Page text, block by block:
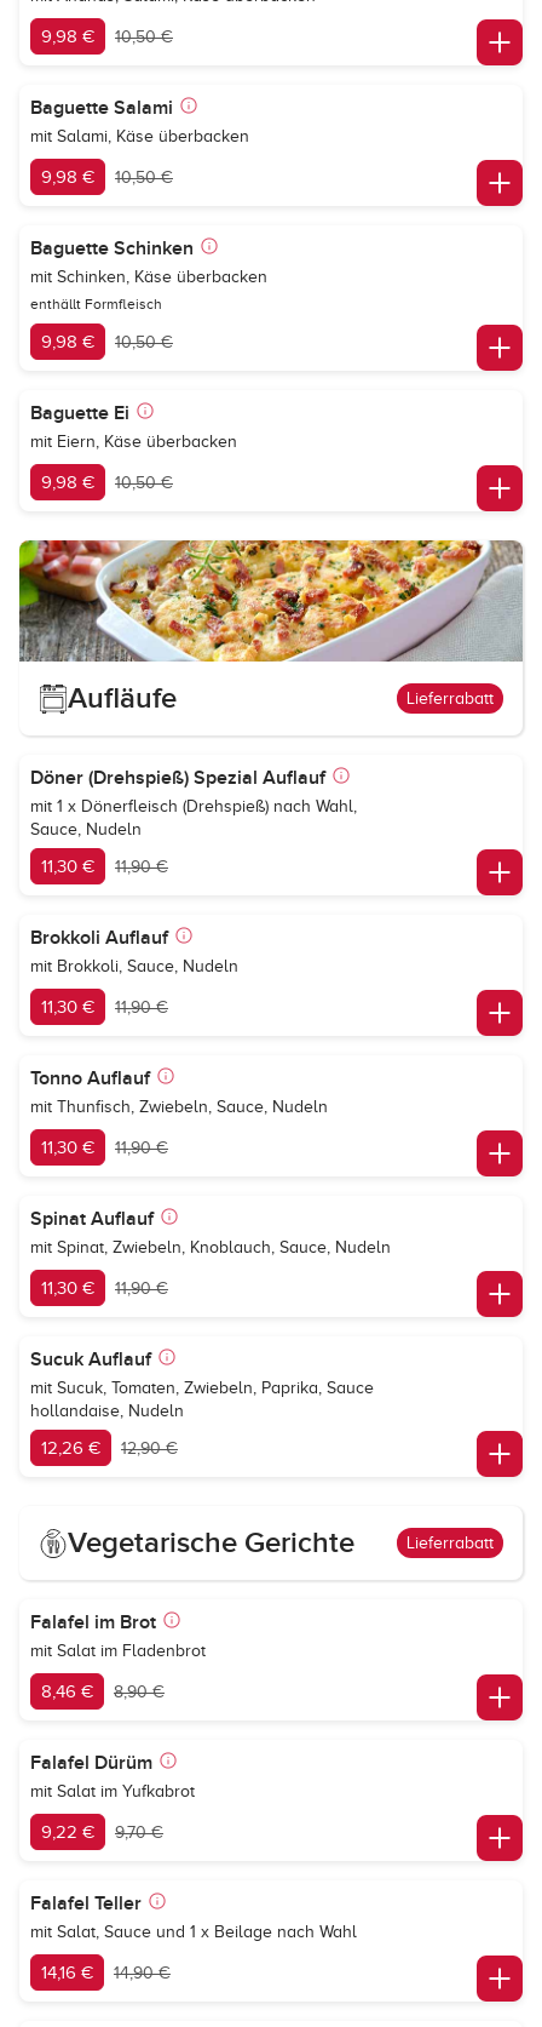
9,98 € 10,50 €
Baguette Salami
mit Salami, Käse überbacken
9,98 € 10,50 €
Baguette Schinken
mit Schinken, Käse überbacken
enthällt Formfleisch
9,98 € 10,50 €
Baguette Ei
mit Eiern, Käse überbacken
9,98 € 10,50 €
Aufläufe Lieferrabatt
Döner (Drehspieß) Spezial Auflauf
mit 1 x Dönerfleisch (Drehspieß) nach Wahl,
Sauce, Nudeln
11,30 € 11,90 €
Brokkoli Auflauf
mit Brokkoli, Sauce, Nudeln
11,30 € 11,90 €
Tonno Auflauf
mit Thunfisch, Zwiebeln, Sauce, Nudeln
11,30 € 11,90 €
Spinat Auflauf
mit Spinat, Zwiebeln, Knoblauch, Sauce, Nudeln
11,30 € 11,90 €
Sucuk Auflauf
mit Sucuk, Tomaten, Zwiebeln, Paprika, Sauce
hollandaise, Nudeln
12,26 € 12,90 €
Vegetarische Gerichte Lieferrabatt
Falafel im Brot
mit Salat im Fladenbrot
8,46 € 8,90 €
Falafel Dürüm
mit Salat im Yufkabrot
9,22 € 9,70 €
Falafel Teller
mit Salat, Sauce und 1 x Beilage nach Wahl
14,16 € 14,90 €